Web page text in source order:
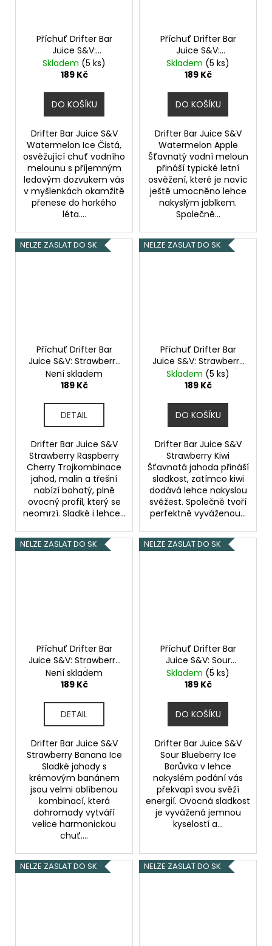
Příchuť Drifter Bar
Juice S&V:
Watermelon Ice
(Ledový meloun)
Skladem (5 ks)
189 Kč
DO KOŠÍKU
Drifter Bar Juice S&V
Watermelon Ice Čistá,
osvěžující chuť vodního
melounu s příjemným
ledovým dozvukem vás
v myšlenkách okamžitě
přenese do horkého
léta....
Příchuť Drifter Bar
Juice S&V:
Watermelon Apple
(Meloun a jablko)
Skladem (5 ks)
189 Kč
DO KOŠÍKU
Drifter Bar Juice S&V
Watermelon Apple
Šťavnatý vodní meloun
přináší typické letní
osvěžení, které je navíc
ještě umocněno lehce
nakyslým jablkem.
Společně...
NELZE ZASLAT DO SK
Příchuť Drifter Bar
Juice S&V: Strawberry
Raspberry Cherry
(Jahoda, malina a
Není skladem
189 Kč
DETAIL
Drifter Bar Juice S&V
Strawberry Raspberry
Cherry Trojkombinace
jahod, malin a třešní
nabízí bohatý, plně
ovocný profil, který se
neomrzí. Sladké i lehce...
NELZE ZASLAT DO SK
Příchuť Drifter Bar
Juice S&V: Strawberry
Kiwi (Jahoda a kiwi)
6,0ml
Skladem (5 ks)
189 Kč
DO KOŠÍKU
Drifter Bar Juice S&V
Strawberry Kiwi
Šťavnatá jahoda přináší
sladkost, zatímco kiwi
dodává lehce nakyslou
svěžest. Společně tvoří
perfektně vyváženou...
NELZE ZASLAT DO SK
Příchuť Drifter Bar
Juice S&V: Strawberry
Banana Ice (Ledový
banán a jahoda) 6,0ml
Není skladem
189 Kč
DETAIL
Drifter Bar Juice S&V
Strawberry Banana Ice
Sladké jahody s
krémovým banánem
jsou velmi oblíbenou
kombinací, která
dohromady vytváří
velice harmonickou
chuť....
NELZE ZASLAT DO SK
Příchuť Drifter Bar
Juice S&V: Sour
Blueberry Ice (Ledová
borůvka) 6,0ml
Skladem (5 ks)
189 Kč
DO KOŠÍKU
Drifter Bar Juice S&V
Sour Blueberry Ice
Borůvka v lehce
nakyslém podání vás
překvapí svou svěží
energií. Ovocná sladkost
je vyvážená jemnou
kyselostí a...
NELZE ZASLAT DO SK NELZE ZASLAT DO SK